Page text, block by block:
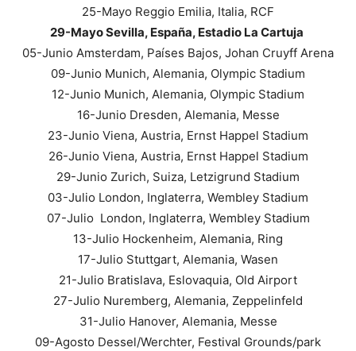
25-Mayo Reggio Emilia, Italia, RCF
29-Mayo Sevilla, España, Estadio La Cartuja
05-Junio Amsterdam, Países Bajos, Johan Cruyff Arena
09-Junio Munich, Alemania, Olympic Stadium
12-Junio Munich, Alemania, Olympic Stadium
16-Junio Dresden, Alemania, Messe
23-Junio Viena, Austria, Ernst Happel Stadium
26-Junio Viena, Austria, Ernst Happel Stadium
29-Junio Zurich, Suiza, Letzigrund Stadium
03-Julio London, Inglaterra, Wembley Stadium
07-Julio London, Inglaterra, Wembley Stadium
13-Julio Hockenheim, Alemania, Ring
17-Julio Stuttgart, Alemania, Wasen
21-Julio Bratislava, Eslovaquia, Old Airport
27-Julio Nuremberg, Alemania, Zeppelinfeld
31-Julio Hanover, Alemania, Messe
09-Agosto Dessel/Werchter, Festival Grounds/park